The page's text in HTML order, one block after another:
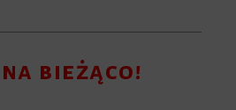
bieżąco!